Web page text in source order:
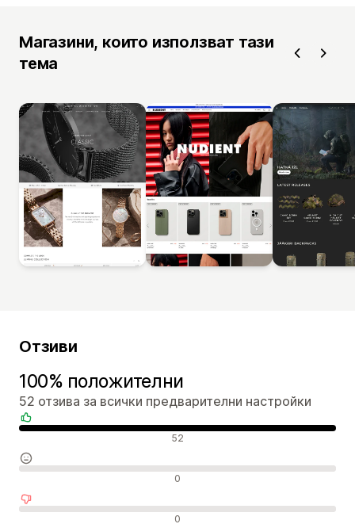
Магазини, които използват тази
тема
Отзиви
100% положителни
52 отзива за всички предварителни настройки
Положителни отзиви 52
Неутрални отзиви 0
Отрицателни отзиви 0